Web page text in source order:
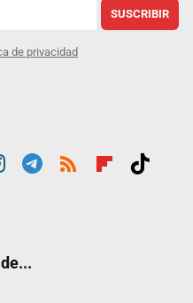
SUSCRIBIR
de privacidad